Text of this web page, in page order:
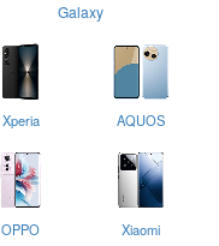
Galaxy
Xperia AQUOS
OPPO Xiaomi